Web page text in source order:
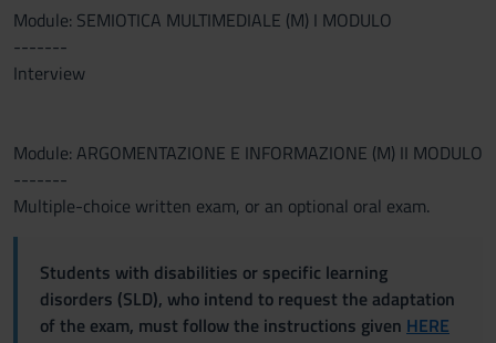
Module: SEMIOTICA MULTIMEDIALE (M) I MODULO
-------
Interview
Module: ARGOMENTAZIONE E INFORMAZIONE (M) II MODULO
-------
Multiple-choice written exam, or an optional oral exam.
Students with disabilities or specific learning
disorders (SLD), who intend to request the adaptation
of the exam, must follow the instructions given HERE